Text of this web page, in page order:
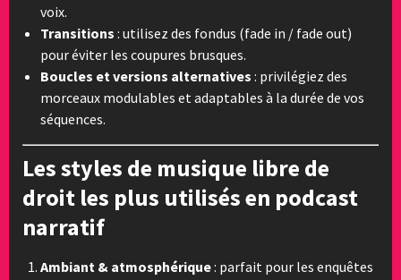
voix.
Transitions : utilisez des fondus (fade in / fade out)
pour éviter les coupures brusques.
Boucles et versions alternatives : privilégiez des
morceaux modulables et adaptables à la durée de vos
séquences.
Les styles de musique libre de
droit les plus utilisés en podcast
narratif
Ambiant & atmosphérique: parfait pour les enquêtes